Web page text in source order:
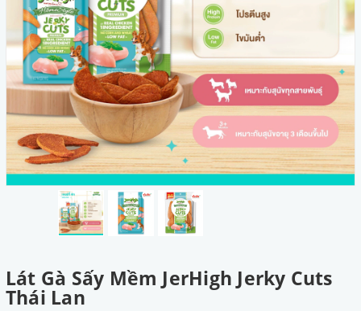
Lát Gà Sấy Mềm JerHigh Jerky Cuts
Thái Lan